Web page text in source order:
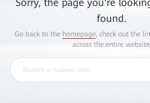
Sorry, the page you're
found.
Go back to the homepage, check out the
across the entire website.